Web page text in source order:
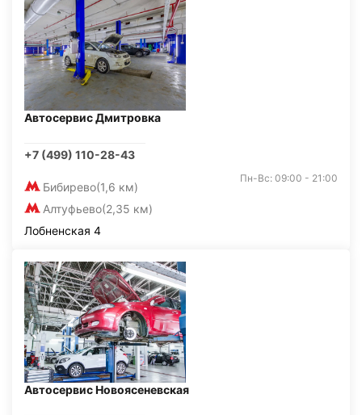
Автосервис Дмитровка
+7 (499) 110-28-43
Бибирево(1,6 км)
Алтуфьево(2,35 км)
Пн-Вс: 09:00 - 21:00
Лобненская 4
Автосервис Новоясеневская